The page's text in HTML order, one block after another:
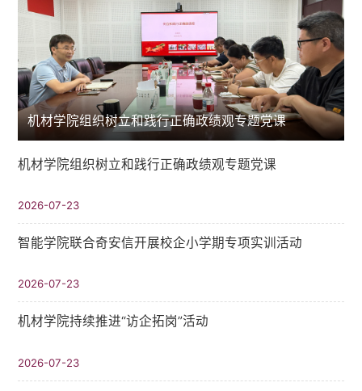
机材学院组织树立和践行正确政绩观专题党课
机材学院组织树立和践行正确政绩观专题党课
2026-07-23
智能学院联合奇安信开展校企小学期专项实训活动
2026-07-23
机材学院持续推进“访企拓岗”活动
2026-07-23